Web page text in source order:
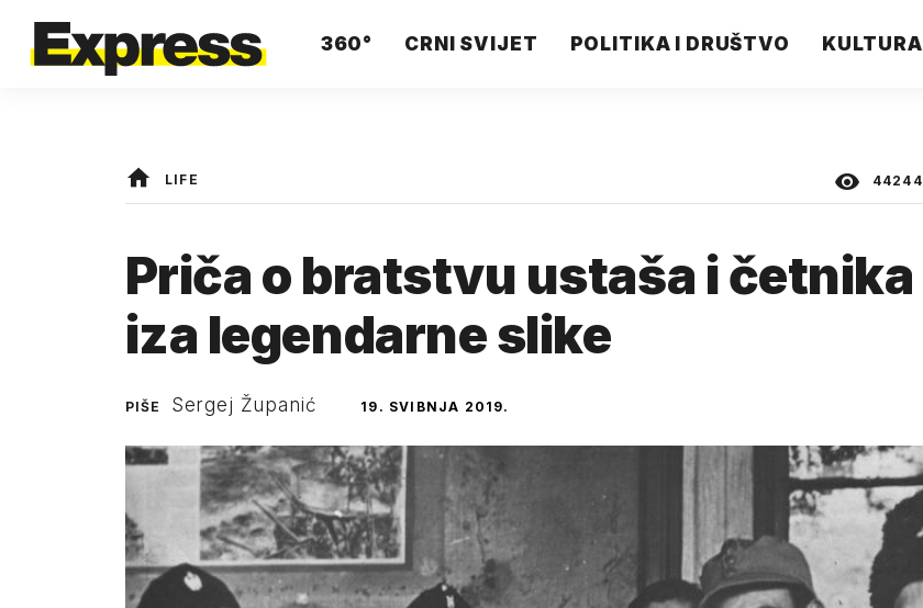
360° CRNI SVIJET POLITIKA I DRUŠTVO KULTURA
LIFE 44244
Priča o bratstvu ustaša i četnika
iza legendarne slike
PIŠE Sergej Županić 19. SVIBNJA 2019.